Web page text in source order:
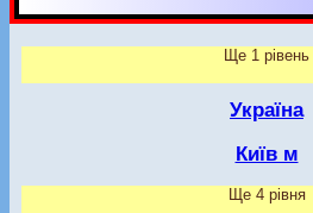
Ще 1 рівень
Україна
Київ м
Ще 4 рівня